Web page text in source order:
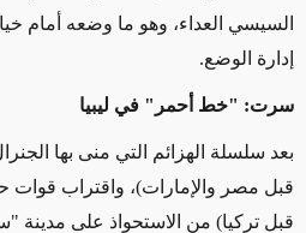
السيسي العداء، وهو ما وضعه أمام
إدارة الوضع.
سرت: "خط أحمر" في ليبيا
بعد سلسلة الهزائم التي منى بها
قبل مصر والإمارات)، واقتراب قوات
قبل تركيا) من الاستحواذ على مدينة